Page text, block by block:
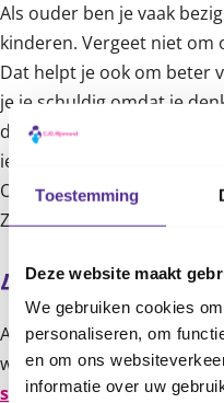
Toestemming
Deze website maakt
We gebruiken cookies
personaliseren, om
en om ons
informatie over uw
Als ouder ben je vaak
kinderen. Vergeet niet om
Dat helpt je ook om beter
je je schuldig omdat je
doet. Dat gevoel hebben
iemand die je vertrouwt
Opa’s en oma’s kunnen
Ze kunnen helpen en een
4 tot 12 jaar
Als je kind naar school
wilt bijvoorbeeld zorgen
slapen. Contact met